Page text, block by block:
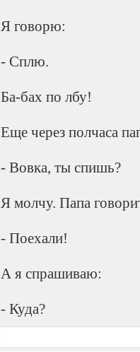
Я говорю:
- Сплю.
Ба-бах по лбу!
Еще через полчаса
- Вовка, ты спишь?
Я молчу. Папа
- Поехали!
А я спрашиваю:
- Куда?